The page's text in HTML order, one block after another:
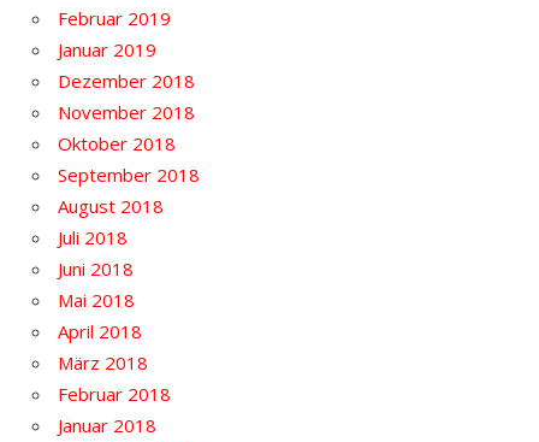
Februar 2019
Januar 2019
Dezember 2018
November 2018
Oktober 2018
September 2018
August 2018
Juli 2018
Juni 2018
Mai 2018
April 2018
März 2018
Februar 2018
Januar 2018